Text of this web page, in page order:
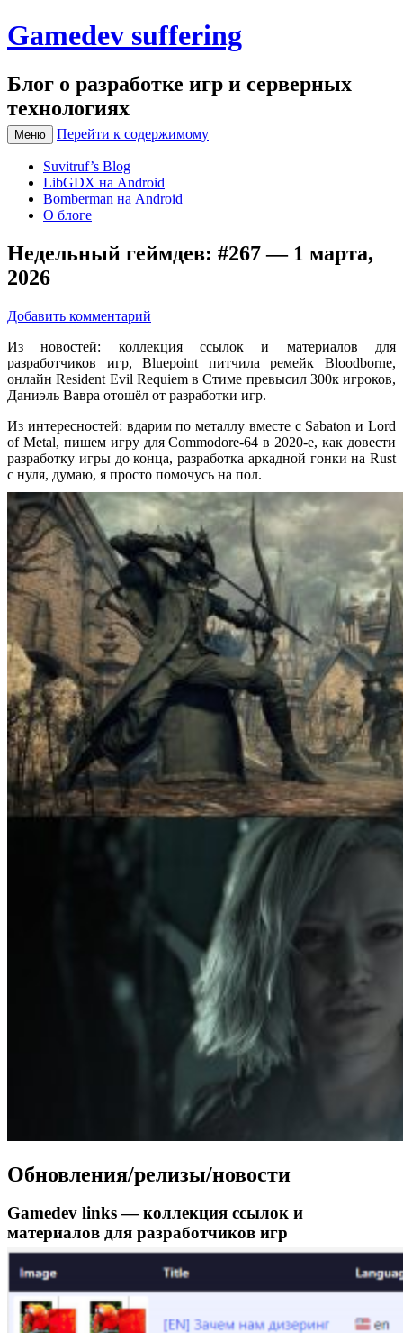
Gamedev suffering
Блог о разработке игр и серверных
технологиях
Меню Перейти к содержимому
Suvitruf’s Blog
LibGDX на Android
Bomberman на Android
О блоге
Недельный геймдев: #267 — 1 марта,
2026
Добавить комментарий
Из новостей: коллекция ссылок и материалов для
разработчиков игр, Bluepoint питчила ремейк Bloodborne,
онлайн Resident Evil Requiem в Стиме превысил 300к игроков,
Даниэль Вавра отошёл от разработки игр.
Из интересностей: вдарим по металлу вместе с Sabaton и Lord
of Metal, пишем игру для Commodore-64 в 2020-е, как довести
разработку игры до конца, разработка аркадной гонки на Rust
с нуля, думаю, я просто помочусь на пол.
Обновления/релизы/новости
Gamedev links — коллекция ссылок и
материалов для разработчиков игр